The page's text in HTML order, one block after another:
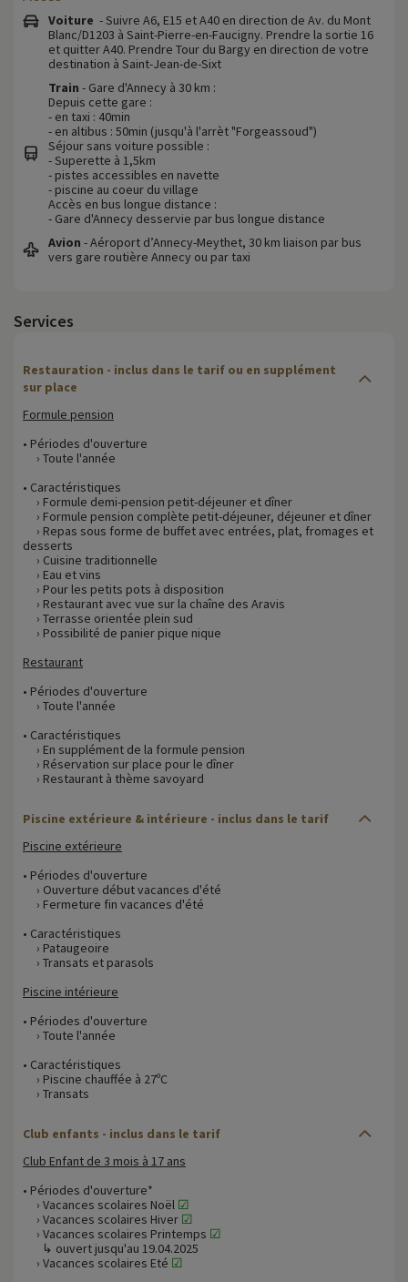
Voiture - Suivre A6, E15 et A40 en direction de Av. du Mont
Blanc/D1203 à Saint-Pierre-en-Faucigny. Prendre la sortie 16
et quitter A40. Prendre Tour du Bargy en direction de votre
destination à Saint-Jean-de-Sixt
Train - Gare d'Annecy à 30 km :
Depuis cette gare :
- en taxi : 40min
- en altibus : 50min (jusqu'à l'arrèt "Forgeassoud")
Séjour sans voiture possible :
- Superette à 1,5km
- pistes accessibles en navette
- piscine au coeur du village
Accès en bus longue distance :
- Gare d'Annecy desservie par bus longue distance
Avion - Aéroport d’Annecy-Meythet, 30 km liaison par bus
vers gare routière Annecy ou par taxi
Services
Restauration - inclus dans le tarif ou en supplément
sur place
Formule pension
• Périodes d'ouverture
› Toute l'année
• Caractéristiques
› Formule demi-pension petit-déjeuner et dîner
› Formule pension complète petit-déjeuner, déjeuner et dîner
› Repas sous forme de buffet avec entrées, plat, fromages et
desserts
› Cuisine traditionnelle
› Eau et vins
› Pour les petits pots à disposition
› Restaurant avec vue sur la chaîne des Aravis
› Terrasse orientée plein sud
› Possibilité de panier pique nique
Restaurant
• Périodes d'ouverture
› Toute l'année
• Caractéristiques
› En supplément de la formule pension
› Réservation sur place pour le dîner
› Restaurant à thème savoyard
Piscine extérieure & intérieure - inclus dans le tarif
Piscine extérieure
• Périodes d'ouverture
› Ouverture début vacances d'été
› Fermeture fin vacances d'été
• Caractéristiques
› Pataugeoire
› Transats et parasols
Piscine intérieure
• Périodes d'ouverture
› Toute l'année
• Caractéristiques
› Piscine chauffée à 27ºC
› Transats
Club enfants - inclus dans le tarif
Club Enfant de 3 mois à 17 ans
• Périodes d'ouverture*
› Vacances scolaires Noël ☑
› Vacances scolaires Hiver ☑
› Vacances scolaires Printemps ☑
↳ ouvert jusqu'au 19.04.2025
› Vacances scolaires Eté ☑